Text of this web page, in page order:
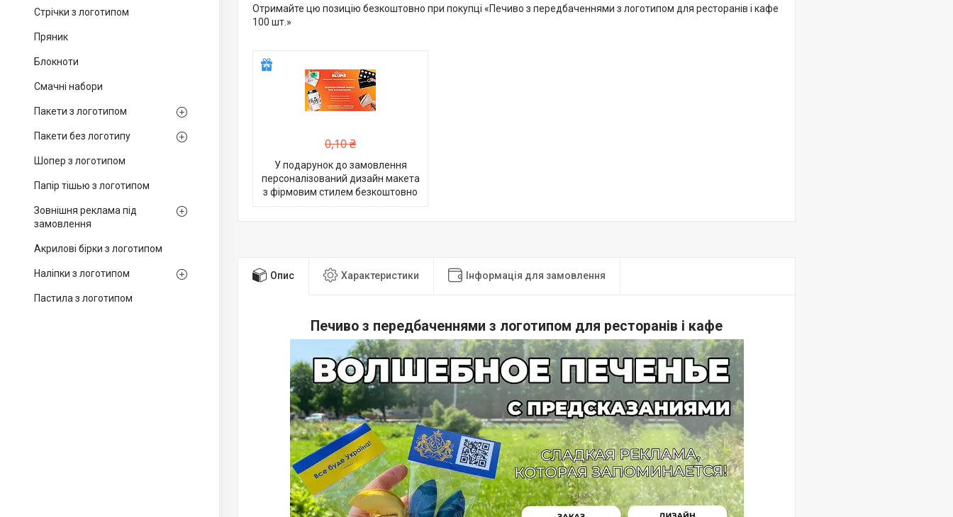
Стрічки з логотипом
Пряник
Блокноти
Смачні набори
Пакети з логотипом
Пакети без логотипу
Шопер з логотипом
Папір тішью з логотипом
Зовнішня реклама під
замовлення
Акрилові бірки з логотипом
Наліпки з логотипом
Пастила з логотипом
Отримайте цю позицію безкоштовно при покупці «Печиво з передбаченнями з логотипом для ресторанів і кафе
100 шт.»
0,10 ₴
У подарунок до замовлення
персоналізований дизайн макета
з фірмовим стилем безкоштовно
Опис Характеристики Інформація для замовлення
Печиво з передбаченнями з логотипом для ресторанів і кафе